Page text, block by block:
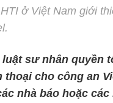
ở Việt Nam giới
luật sư nhân quyền
thoại cho công an
nhà báo hoặc